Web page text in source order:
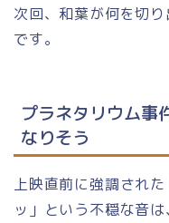
次回、和葉が何を切
です。
プラネタリウム事
なりそう
上映直前に強調され
ッ」という不穏な音は